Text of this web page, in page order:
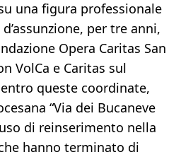
una figura professionale
per tre anni,
Opera Caritas San
VolCa e Caritas sul
queste coordinate,
“Via dei Bucaneve
di reinserimento nella
hanno terminato di